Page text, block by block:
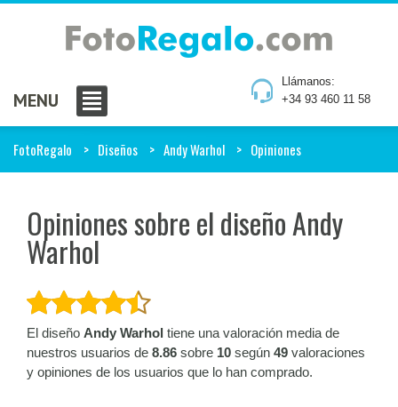
Llámanos:
+34 93 460 11 58
MENU
FotoRegalo Diseños Andy Warhol Opiniones
Opiniones sobre el diseño Andy
Warhol
El diseño Andy Warhol tiene una valoración media de
nuestros usuarios de 8.86 sobre 10 según 49 valoraciones
y opiniones de los usuarios que lo han comprado.